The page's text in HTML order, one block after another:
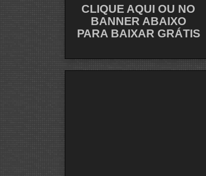
CLIQUE AQUI OU NO
BANNER ABAIXO
PARA BAIXAR GRÁTIS